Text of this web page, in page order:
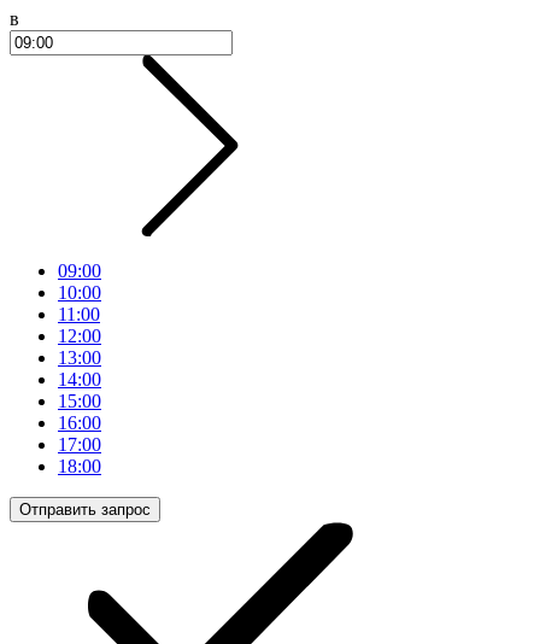
в
09:00
10:00
11:00
12:00
13:00
14:00
15:00
16:00
17:00
18:00
Отправить запрос